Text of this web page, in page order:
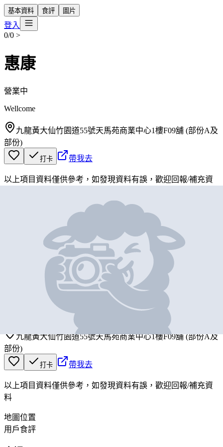
基本資料 食評 圖片
登入
0/0 >
惠康
營業中
Wellcome
九龍黃大仙竹園道55號天馬苑商業中心1樓F09舖 (部份A及
部份)
打卡 帶我去
以上項目資料僅供參考，如發現資料有誤，歡迎回報/補充資
九龍黃大仙竹園道55號天馬苑商業中心1樓F09舖 (部份A及
部份)
打卡 帶我去
以上項目資料僅供參考，如發現資料有誤，歡迎回報/補充資
料
地圖位置
用戶食評